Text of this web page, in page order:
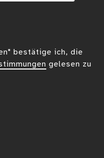
bestätige ich, die
gelesen zu